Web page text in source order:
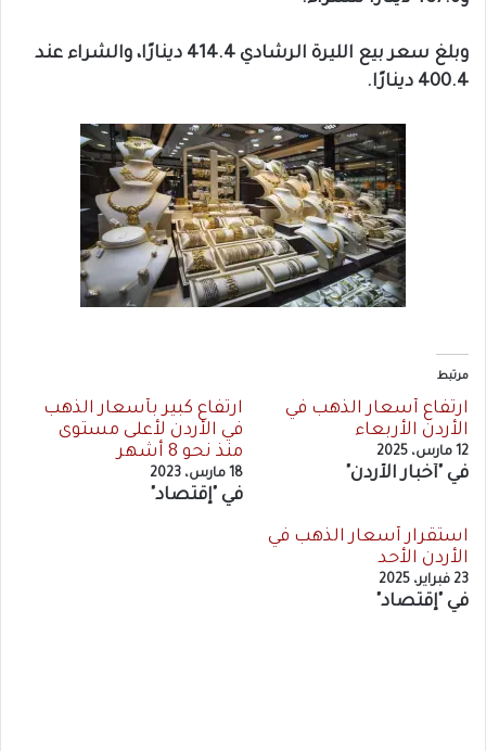
وبلغ سعر بيع الليرة الرشادي 414.4 دينارًا، والشراء عند
400.4 دينارًا.
مرتبط
ارتفاع أسعار الذهب في
الأردن الأربعاء
12 مارس، 2025
في "أخبار الأردن"
ارتفاع كبير بأسعار الذهب
في الأردن لأعلى مستوى
منذ نحو 8 أشهر
18 مارس، 2023
في "إقتصاد"
استقرار أسعار الذهب في
الأردن الأحد
23 فبراير، 2025
في "إقتصاد"